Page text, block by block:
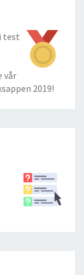
test
vår
2019!